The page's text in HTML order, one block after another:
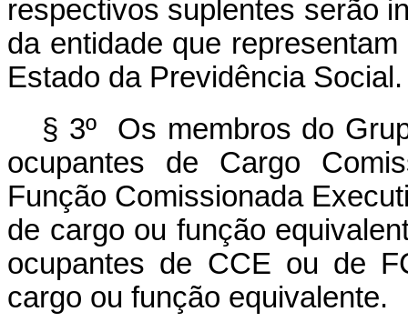
respectivos suplentes serão
da entidade que
Estado da Previdência Social.
§ 3º Os membros do
ocupantes de Cargo
Função Comissionada
de cargo ou função
ocupantes de CCE ou de
cargo ou função equivalente.